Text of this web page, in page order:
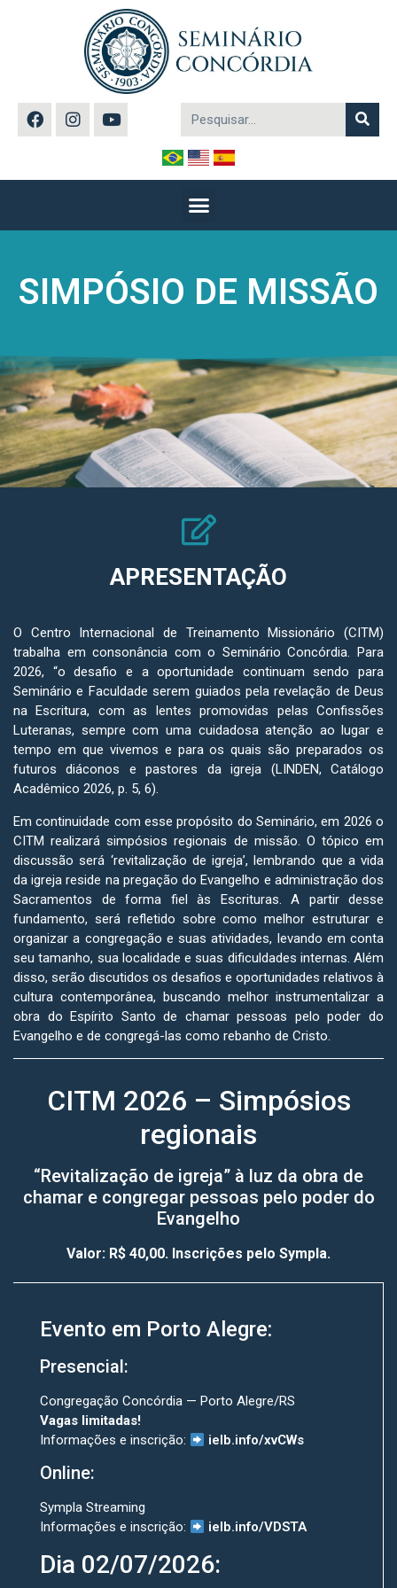
SIMPÓSIO DE MISSÃO
APRESENTAÇÃO
O Centro Internacional de Treinamento Missionário (CITM)
trabalha em consonância com o Seminário Concórdia. Para
2026, “o desafio e a oportunidade continuam sendo para
Seminário e Faculdade serem guiados pela revelação de Deus
na Escritura, com as lentes promovidas pelas Confissões
Luteranas, sempre com uma cuidadosa atenção ao lugar e
tempo em que vivemos e para os quais são preparados os
futuros diáconos e pastores da igreja (LINDEN, Catálogo
Acadêmico 2026, p. 5, 6).
Em continuidade com esse propósito do Seminário, em 2026 o
CITM realizará simpósios regionais de missão. O tópico em
discussão será ‘revitalização de igreja’, lembrando que a vida
da igreja reside na pregação do Evangelho e administração dos
Sacramentos de forma fiel às Escrituras. A partir desse
fundamento, será refletido sobre como melhor estruturar e
organizar a congregação e suas atividades, levando em conta
seu tamanho, sua localidade e suas dificuldades internas. Além
disso, serão discutidos os desafios e oportunidades relativos à
cultura contemporânea, buscando melhor instrumentalizar a
obra do Espírito Santo de chamar pessoas pelo poder do
Evangelho e de congregá-las como rebanho de Cristo.
CITM 2026 – Simpósios
regionais
“Revitalização de igreja” à luz da obra de
chamar e congregar pessoas pelo poder do
Evangelho
Valor: R$ 40,00. Inscrições pelo Sympla.
Evento em Porto Alegre:
Presencial:
Congregação Concórdia — Porto Alegre/RS
Vagas limitadas!
Informações e inscrição:
ielb.info/xvCWs
Online:
Sympla Streaming
Informações e inscrição:
ielb.info/VDSTA
Dia 02/07/2026: